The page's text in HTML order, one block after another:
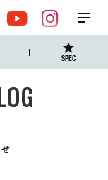
SPEC
YouTube
メ